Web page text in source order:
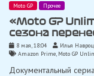
Moto GP Прочее
«Moto GP
сезона
8 мая, 18:04
Илья
Amazon Prime, Moto GP
Документальный